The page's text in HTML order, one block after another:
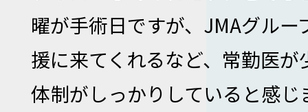
曜が手術日ですが、JMAグル
援に来てくれるなど、常勤医
体制がしっかりしていると感